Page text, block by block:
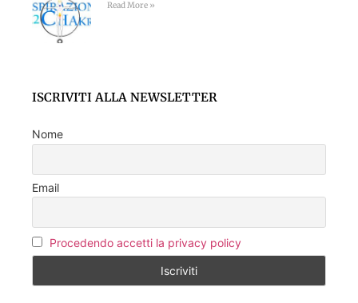
Read More »
ISCRIVITI ALLA NEWSLETTER
Nome
Email
Procedendo accetti la privacy policy